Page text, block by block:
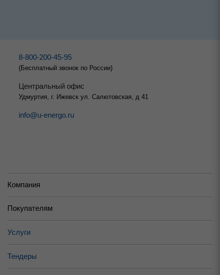
8-800-200-45-95
(Бесплатный звонок по России)
Центральный офис
Удмуртия, г. Ижевск ул. Салютовская, д 41
info@u-energo.ru
Компания
Услуги
Тендеры
Покупателям